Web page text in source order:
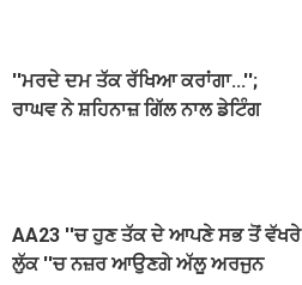
''ਮਰਦੇ ਦਮ ਤੱਕ ਰੱਖਿਆ ਕਰਾਂਗਾ...'';
ਰਾਘਵ ਨੇ ਸ਼ਹਿਨਾਜ਼ ਗਿੱਲ ਨਾਲ ਡੇਟਿੰਗ
AA23 ''ਚ ਹੁਣ ਤੱਕ ਦੇ ਆਪਣੇ ਸਭ ਤੋਂ ਵੱਖਰੇ
ਲੁੱਕ ''ਚ ਨਜ਼ਰ ਆਉਣਗੇ ਅੱਲੂ ਅਰਜੁਨ